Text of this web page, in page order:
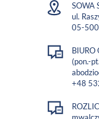
SOWA
ul.
05-500
BIURO
(pon.-
+48